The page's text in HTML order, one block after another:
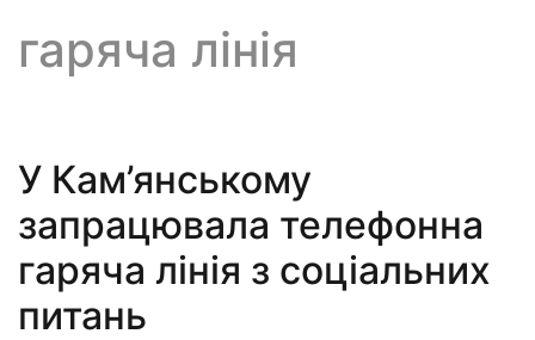
гаряча лінія
У Кам’янському
запрацювала телефонна
гаряча лінія з соціальних
питань